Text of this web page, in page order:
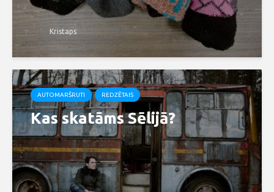
Kristaps
AUTOMARŠRUTI REDZĒTAIS
Kas skatāms Sēlijā?